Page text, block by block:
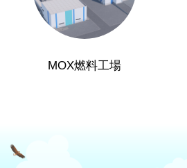
MOX燃料工場